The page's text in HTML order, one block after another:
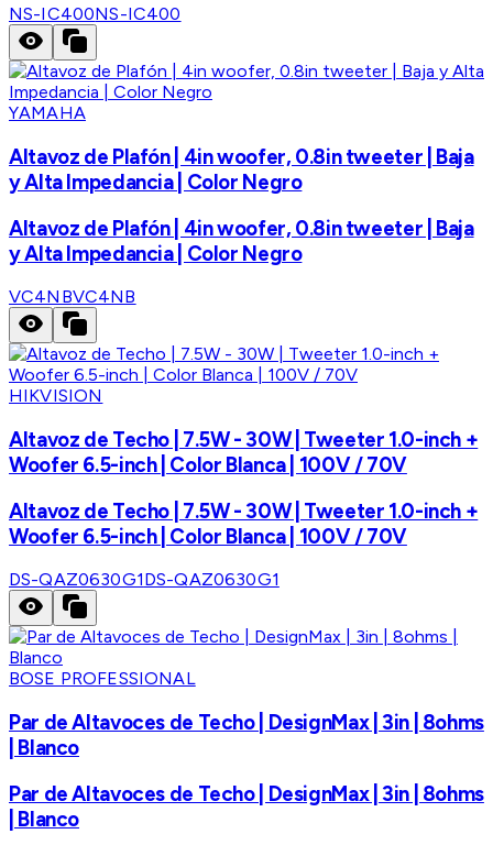
NS-IC400NS-IC400
YAMAHA
Altavoz de Plafón | 4in woofer, 0.8in tweeter | Baja
y Alta Impedancia | Color Negro
Altavoz de Plafón | 4in woofer, 0.8in tweeter | Baja
y Alta Impedancia | Color Negro
VC4NBVC4NB
HIKVISION
Altavoz de Techo | 7.5W - 30W | Tweeter 1.0-inch +
Woofer 6.5-inch | Color Blanca | 100V / 70V
Altavoz de Techo | 7.5W - 30W | Tweeter 1.0-inch +
Woofer 6.5-inch | Color Blanca | 100V / 70V
DS-QAZ0630G1DS-QAZ0630G1
BOSE PROFESSIONAL
Par de Altavoces de Techo | DesignMax | 3in | 8ohms
| Blanco
Par de Altavoces de Techo | DesignMax | 3in | 8ohms
| Blanco